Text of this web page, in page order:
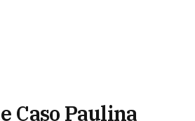
Caso Paulina